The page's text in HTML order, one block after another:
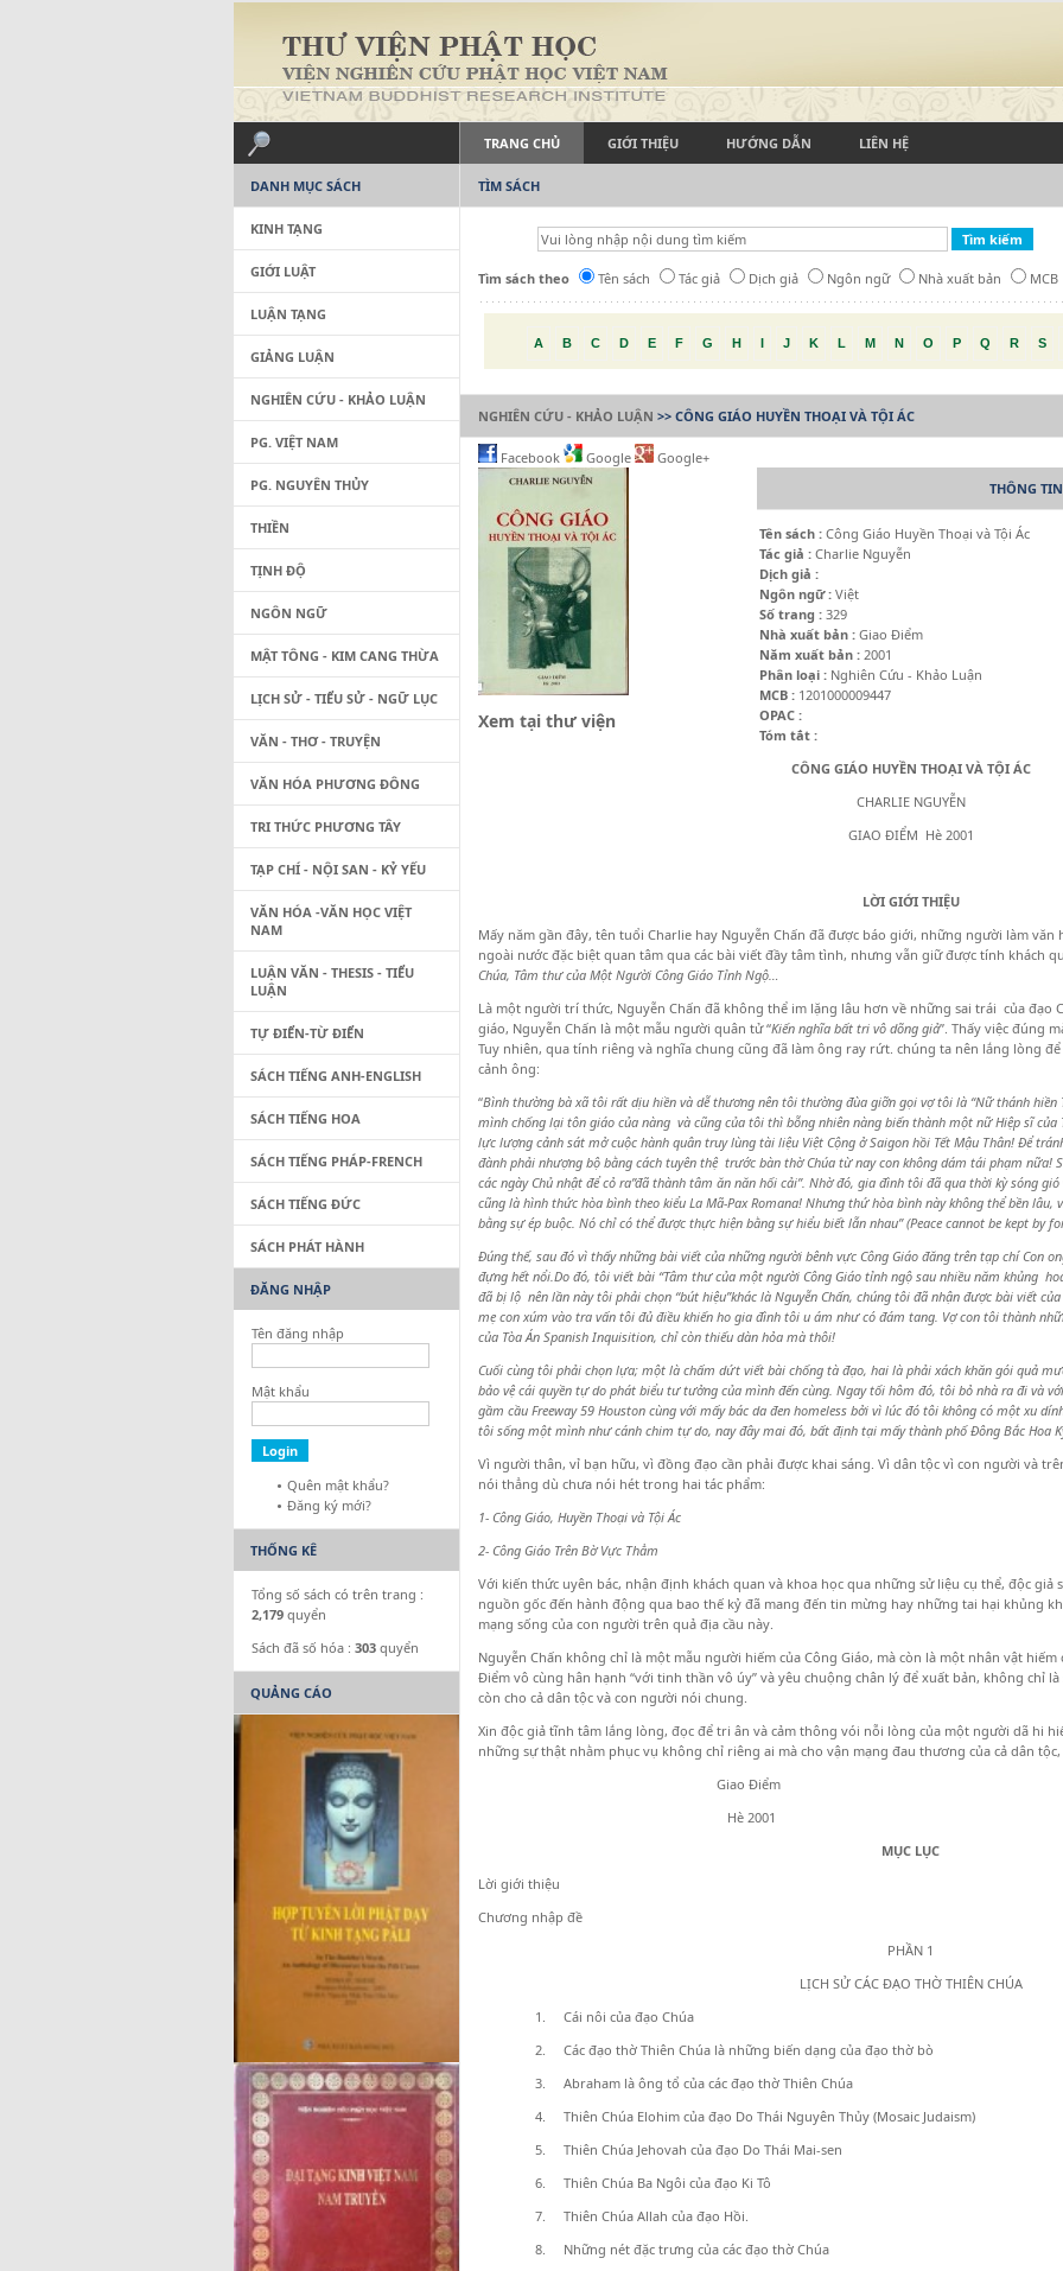
TRANG CHỦ GIỚI THIỆU HƯỚNG DẪN LIÊN HỆ
TÌM SÁCH
Tìm sách theo Tên sách Tác giả Dịch giả Ngôn ngữ Nhà xuất bản MCB
A B C D E F G H I J K L M N O P Q R S
NGHIÊN CỨU - KHẢO LUẬN >> CÔNG GIÁO HUYỀN THOẠI VÀ TỘI ÁC
Facebook Google Google+
Xem tại thư viện
THÔNG
Tên sách : Công Giáo Huyền Thoại và Tội Ác
Tác giả : Charlie Nguyễn
Dịch giả :
Ngôn ngữ : Việt
Số trang : 329
Nhà xuất bản : Giao Điểm
Năm xuất bản : 2001
Phân loại : Nghiên Cứu - Khảo Luận
MCB : 1201000009447
OPAC :
Tóm tắt :
CÔNG GIÁO HUYỀN THOẠI VÀ TỘI ÁC
CHARLIE NGUYỄN
GIAO ĐIỂM Hè 2001
LỜI GIỚI THIỆU
Mấy năm gần đây, tên tuổi Charlie hay Nguyễn Chấn đã được báo giới, những người làm
ngoài nước đặc biệt quan tâm qua các bài viết đầy tâm tình, nhưng vẫn giữ được tính khách
Chúa, Tâm thư của Một Người Công Giáo Tỉnh Ngộ…
Là một người trí thức, Nguyễn Chấn đã không thể im lặng lâu hơn về những sai trái của đạo
giáo, Nguyễn Chấn là một mẫu người quân tử “Kiến nghĩa bất tri vô dõng giả”. Thấy việc đúng
Tuy nhiên, qua tính riêng và nghĩa chung cũng đã làm ông ray rứt. chúng ta nên lắng lòng
cảnh ông:
“Bình thường bà xã tôi rất dịu hiền và dễ thương nên tôi thường đùa giỡn gọi vợ tôi là “Nữ thánh hiền
mình chống lại tôn giáo của nàng và cũng của tôi thì bỗng nhiên nàng biến thành một nữ Hiệp sĩ
lực lượng cảnh sát mở cuộc hành quân truy lùng tài liệu Việt Cộng ở Saigon hồi Tết Mậu Thân! Để
đành phải nhượng bộ bằng cách tuyên thệ trước bàn thờ Chúa từ nay con không dám tái phạm nữa!
các ngày Chủ nhật để cỏ ra”đã thành tâm ăn năn hối cải”. Nhờ đó, gia đình tôi đã qua thời kỳ sóng
cũng là hình thức hòa bình theo kiểu La Mã-Pax Romana! Nhưng thứ hòa bình này không thể bền
bằng sự ép buộc. Nó chỉ có thể được thực hiện bằng sự hiểu biết lẫn nhau” (Peace cannot be kept by
Đúng thế, sau đó vì thấy những bài viết của những người bênh vực Công Giáo đăng trên tạp chí Con
đựng hết nổi.Do đó, tôi viết bài “Tâm thư của một người Công Giáo tỉnh ngộ sau nhiều năm khủng
đã bị lộ nên lần này tôi phải chọn “bút hiệu”khác là Nguyễn Chấn, chúng tôi đã nhận được bài viết
mẹ con xúm vào tra vấn tôi đủ điều khiến ho gia đình tôi u ám như có đám tang. Vợ con tôi thành
của Tòa Án Spanish Inquisition, chỉ còn thiếu dàn hỏa mà thôi!
Cuối cùng tôi phải chọn lựa; một là chấm dứt viết bài chống tà đạo, hai là phải xách khăn gói quả
bảo vệ cái quyền tự do phát biểu tư tưởng của mình đến cùng. Ngay tối hôm đó, tôi bỏ nhà ra đi và
gầm cầu Freeway 59 Houston cùng với mấy bác da đen homeless bởi vì lúc đó tôi không có một xu
tôi sống một mình như cánh chim tự do, nay đây mai đó, bất định tại mấy thành phố Đông Bắc Hoa
Vì người thân, vỉ bạn hữu, vì đồng đạo cần phải được khai sáng. Vì dân tộc vì con người và
nói thẳng dù chưa nói hét trong hai tác phẩm:
1- Công Giáo, Huyền Thoại và Tội Ác
2- Công Giáo Trên Bờ Vực Thẳm
Với kiến thức uyên bác, nhận định khách quan và khoa học qua những sử liệu cụ thể, độc giả
nguồn gốc đến hành động qua bao thế kỷ đã mang đến tin mừng hay những tai hại khủng
mạng sống của con người trên quả địa cầu này.
Nguyễn Chấn không chỉ là một mẫu người hiếm của Công Giáo, mà còn là một nhân vật hiếm
Điểm vô cùng hân hạnh “với tinh thần vô úy” và yêu chuộng chân lý để xuất bản, không chỉ
còn cho cả dân tộc và con người nói chung.
Xin độc giả tĩnh tâm lắng lòng, đọc để tri ân và cảm thông vói nỗi lòng của một người dã hi
những sự thật nhằm phục vụ không chỉ riêng ai mà cho vận mạng đau thương của cả dân
Giao Điểm
Hè 2001
MỤC LỤC
Lời giới thiệu
Chương nhập đề
PHẦN 1
LỊCH SỬ CÁC ĐẠO THỜ THIÊN CHÚA
1. Cái nôi của đạo Chúa
2. Các đạo thờ Thiên Chúa là những biến dạng của đạo thờ bò
3. Abraham là ông tổ của các đạo thờ Thiên Chúa
4. Thiên Chúa Elohim của đạo Do Thái Nguyên Thủy (Mosaic Judaism)
5. Thiên Chúa Jehovah của đạo Do Thái Mai-sen
6. Thiên Chúa Ba Ngôi của đạo Ki Tô
7. Thiên Chúa Allah của đạo Hồi.
8. Những nét đặc trưng của các đạo thờ Chúa
DANH MỤC SÁCH
KINH TẠNG
GIỚI LUẬT
LUẬN TẠNG
GIẢNG LUẬN
NGHIÊN CỨU - KHẢO LUẬN
PG. VIỆT NAM
PG. NGUYÊN THỦY
THIỀN
TỊNH ĐỘ
NGÔN NGỮ
MẬT TÔNG - KIM CANG THỪA
LỊCH SỬ - TIỂU SỬ - NGỮ LỤC
VĂN - THƠ - TRUYỆN
VĂN HÓA PHƯƠNG ĐÔNG
TRI THỨC PHƯƠNG TÂY
TẠP CHÍ - NỘI SAN - KỶ YẾU
VĂN HÓA -VĂN HỌC VIỆT
NAM
LUẬN VĂN - THESIS - TIỂU
LUẬN
TỰ ĐIỂN-TỪ ĐIỂN
SÁCH TIẾNG ANH-ENGLISH
SÁCH TIẾNG HOA
SÁCH TIẾNG PHÁP-FRENCH
SÁCH TIẾNG ĐỨC
SÁCH PHÁT HÀNH
ĐĂNG NHẬP
Tên đăng nhập
Mật khẩu
Quên mật khẩu?
Đăng ký mới?
THỐNG KÊ
Tổng số sách có trên trang :
2,179 quyển
Sách đã số hóa : 303 quyển
QUẢNG CÁO